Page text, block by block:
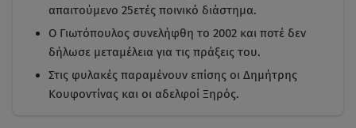
απαιτούμενο 25ετές ποινικό διάστημα.
Ο Γιωτόπουλος συνελήφθη το 2002 και ποτέ δεν
δήλωσε μεταμέλεια για τις πράξεις του.
Στις φυλακές παραμένουν επίσης οι Δημήτρης
Κουφοντίνας και οι αδελφοί Ξηρός.